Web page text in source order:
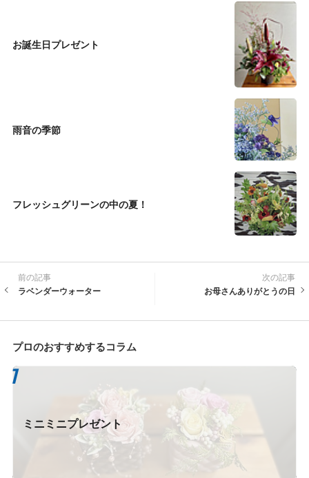
お誕生日プレゼント
雨音の季節
フレッシュグリーンの中の夏！
前の記事
ラベンダーウォーター
次の記事
お母さんありがとうの日
プロのおすすめするコラム
ミニミニプレゼント